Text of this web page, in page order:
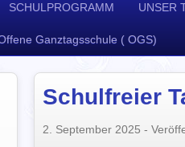
SCHULPROGRAMM UNSER
Ganztagsschule ( OGS)
Schulfreier
2. September 2025 -